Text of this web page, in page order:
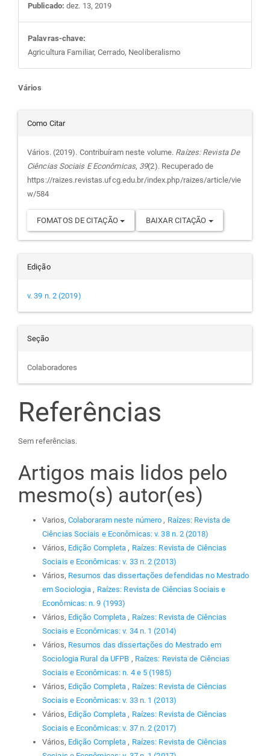
Publicado: dez. 13, 2019
Palavras-chave:
Agricultura Familiar, Cerrado, Neoliberalismo
Conteúdo
do
artigo
principal
Vários
Detalhes
do
artigo
Como Citar
Vários. (2019). Contribuíram neste volume. Raízes: Revista De
Ciências Sociais E Econômicas, 39(2). Recuperado de
https://raizes.revistas.ufcg.edu.br/index.php/raizes/article/vie
w/584
FOMATOS DE CITAÇÃO BAIXAR CITAÇÃO
Edição
v. 39 n. 2 (2019)
Seção
Colaboradores
Referências
Sem referências.
Artigos mais lidos pelo
mesmo(s) autor(es)
Varios, Colaboraram neste número, Raízes: Revista de
Ciências Sociais e Econômicas: v. 38 n. 2 (2018)
Vários, Edição Completa, Raízes: Revista de Ciências
Sociais e Econômicas: v. 33 n. 2 (2013)
Vários, Resumos das dissertações defendidas no Mestrado
em Sociologia, Raízes: Revista de Ciências Sociais e
Econômicas: n. 9 (1993)
Vários, Edição Completa, Raízes: Revista de Ciências
Sociais e Econômicas: v. 34 n. 1 (2014)
Vários, Resumos das dissertações do Mestrado em
Sociologia Rural da UFPB , Raízes: Revista de Ciências
Sociais e Econômicas: n. 4 e 5 (1985)
Vários, Edição Completa, Raízes: Revista de Ciências
Sociais e Econômicas: v. 33 n. 1 (2013)
Vários, Edição Completa, Raízes: Revista de Ciências
Sociais e Econômicas: v. 37 n. 2 (2017)
Vários, Edição Completa, Raízes: Revista de Ciências